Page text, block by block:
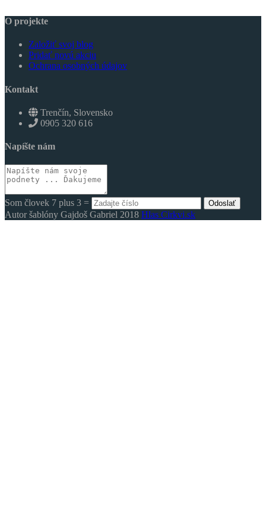
O projekte
Založiť svoj blog
Pridať novú akciu
Ochrana osobných údajov
Kontakt
Trenčín, Slovensko
0905 320 616
Napíšte nám
Som človek 7 plus 3 = Odoslať
Autor šablóny Gajdoš Gabriel 2018 Hlas Cirkvi.sk